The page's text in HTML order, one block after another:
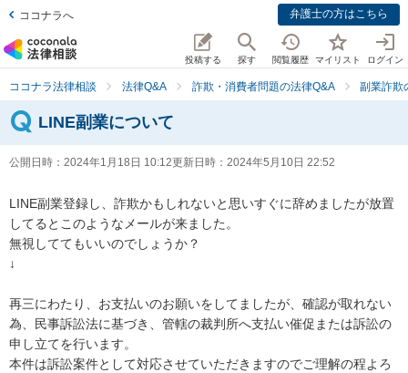
ココナラへ 弁護士の方はこちら
投稿する 探す 閲覧履歴 マイリスト ログイン
ココナラ法律相談 法律Q&A 詐欺・消費者問題の法律Q&A 副業詐欺
LINE副業について
公開日時： 2024年1月18日 10:12更新日時： 2024年5月10日 22:52
LINE副業登録し、詐欺かもしれないと思いすぐに辞めましたが放置
してるとこのようなメールが来ました。
無視しててもいいのでしょうか？
↓
再三にわたり、お支払いのお願いをしてましたが、確認が取れない
為、民事訴訟法に基づき、管轄の裁判所へ支払い催促または訴訟の
申し立てを行います。
本件は訴訟案件として対応させていただきますのでご理解の程よろ